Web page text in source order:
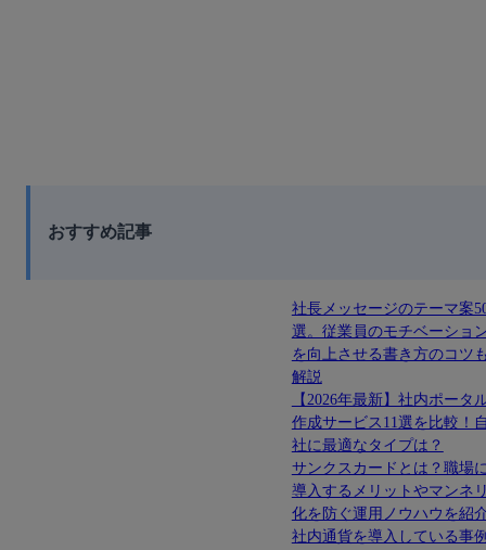
おすすめ記事
社長メッセージのテーマ案
選。従業員のモチベーショ
を向上させる書き方のコツ
解説
【2026年最新】社内ポータ
作成サービス11選を比較！
社に最適なタイプは？
サンクスカードとは？職場
導入するメリットやマンネ
化を防ぐ運用ノウハウを紹
社内通貨を導入している事